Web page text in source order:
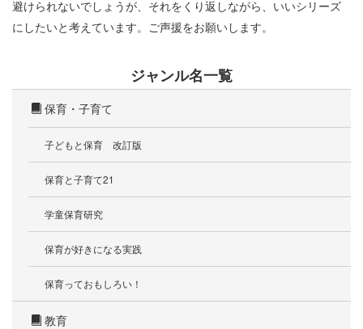
避けられないでしょうが、それをくり返しながら、いいシリーズ
にしたいと考えています。ご声援をお願いします。
ジャンル名一覧
保育・子育て
子どもと保育 改訂版
保育と子育て21
学童保育研究
保育が好きになる実践
保育っておもしろい！
教育